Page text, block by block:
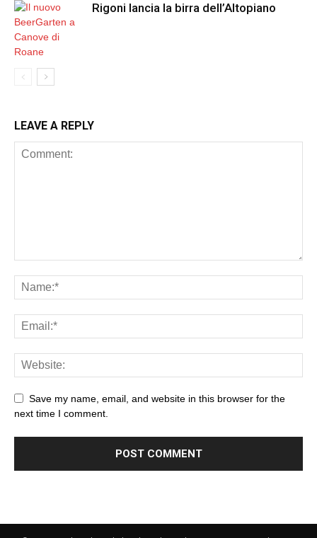
Rigoni lancia la birra dell’Altopiano
LEAVE A REPLY
Save my name, email, and website in this browser for the
next time I comment.